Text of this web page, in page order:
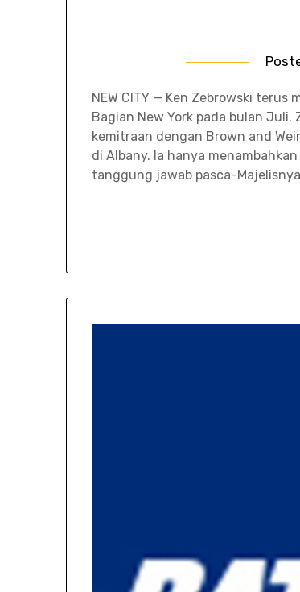
NEW CITY — Ken Zebrowski terus
Bagian New York pada bulan
kemitraan dengan Brown and
di Albany. Ia hanya
tanggung jawab pasca-